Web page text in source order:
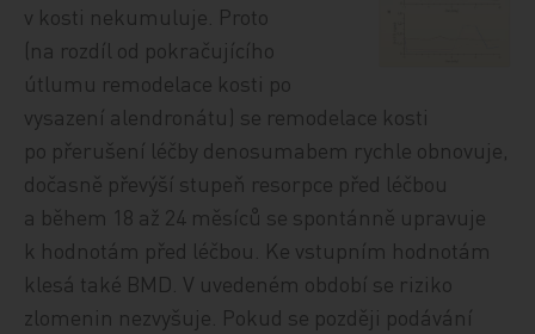
v kosti nekumuluje. Proto
(na rozdíl od pokračujícího
útlumu remodelace kosti po
vysazení alendronátu) se remodelace kosti
po přerušení léčby denosumabem rychle obnovuje,
dočasně převýší stupeň resorpce před léčbou
a během 18 až 24 měsíců se spontánně upravuje
k hodnotám před léčbou. Ke vstupním hodnotám
klesá také BMD. V uvedeném období se riziko
zlomenin nezvyšuje. Pokud se později podávání